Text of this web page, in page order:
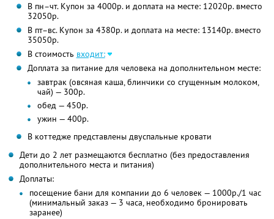
В пн–чт. Купон за 4000р. и доплата на месте: 12020р. вместо
32050р.
В пт–вс. Купон за 4380р. и доплата на месте: 13140р. вместо
35050р.
В стоимость входит:
Доплата за питание для человека на дополнительном месте:
завтрак (овсяная каша, блинчики со сгущенным молоком,
чай) — 300р.
обед — 450р.
ужин — 400р.
В коттедже представлены двуспальные кровати
Дети до 2 лет размещаются бесплатно (без предоставления
дополнительного места и питания)
Доплаты:
посещение бани для компании до 6 человек — 1000р./1 час
(минимальный заказ — 3 часа, необходимо бронировать
заранее)